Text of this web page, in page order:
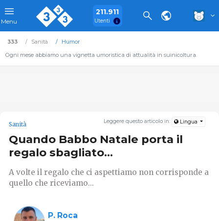
Menu
211.911
Utenti
333 Sanità
Humor
Ogni mese abbiamo una vignetta umoristica di attualità in suinicoltura.
Leggere questo articolo in: Lingua
Sanità
Quando Babbo Natale porta il
regalo sbagliato...
A volte il regalo che ci aspettiamo non corrisponde a
quello che riceviamo...
P. Roca